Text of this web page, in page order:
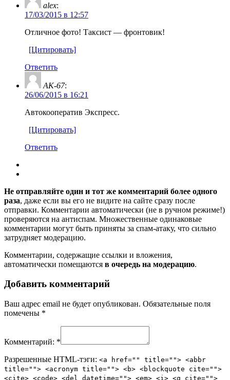
alex:
17/03/2015 в 12:57
Отличное фото! Таксист — фронтовик!
[Цитировать]
Ответить
AK-67:
26/06/2015 в 16:21
Автокооператив Экспресс.
[Цитировать]
Ответить
Не отправляйте один и тот же комментарий более одного
раза, даже если вы его не видите на сайте сразу после
отправки. Комментарии автоматически (не в ручном режиме!)
проверяются на антиспам. Множественные одинаковые
комментарии могут быть приняты за спам-атаку, что сильно
затрудняет модерацию.
Комментарии, содержащие ссылки и вложения,
автоматически помещаются в очередь на модерацию.
Добавить комментарий
Ваш адрес email не будет опубликован. Обязательные поля
помечены *
Комментарий: *
Разрешенные HTML-тэги: <a href="" title=""> <abbr
title=""> <acronym title=""> <b> <blockquote cite="">
<cite> <code> <del datetime=""> <em> <i> <q cite="">